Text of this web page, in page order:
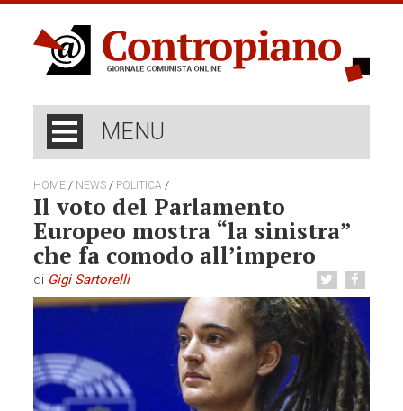
MENU
HOME / NEWS / POLITICA /
Il voto del Parlamento
Europeo mostra “la sinistra”
che fa comodo all’impero
di Gigi Sartorelli